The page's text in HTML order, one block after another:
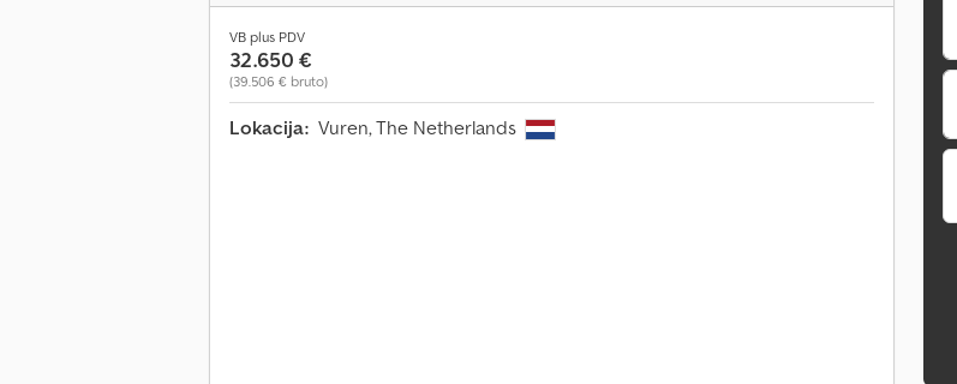
VB plus PDV
32.650 €
(39.506 € bruto)
Lokacija: Vuren, The Netherlands